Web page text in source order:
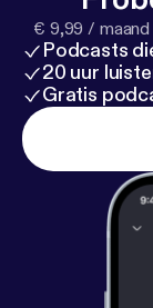
nombre,
€ 9,99 /
Podcasts
20 uur
Gratis